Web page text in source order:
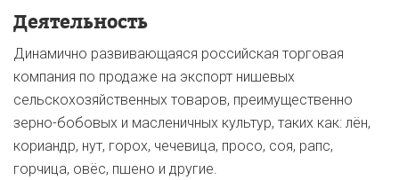
Деятельность
Динамично развивающаяся российская торговая
компания по продаже на экспорт нишевых
сельскохозяйственных товаров, преимущественно
зерно-бобовых и масленичных культур, таких как: лён,
кориандр, нут, горох, чечевица, просо, соя, рапс,
горчица, овёс, пшено и другие.